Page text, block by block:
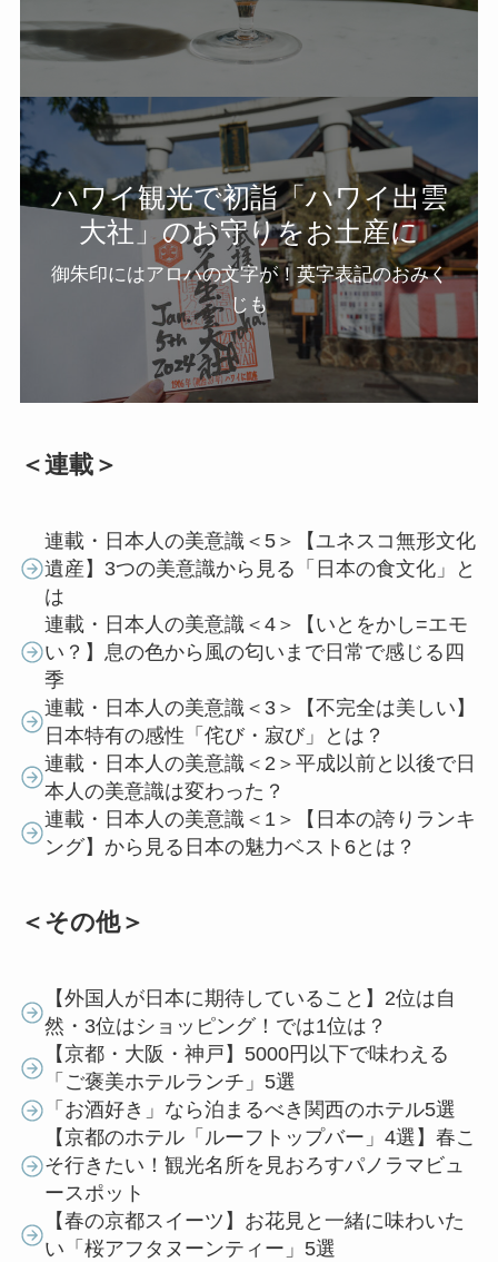
ハワイ観光で初詣「ハワイ出雲
大社」のお守りをお土産に
御朱印にはアロハの文字が！英字表記のおみく
じも
＜連載＞
連載・日本人の美意識＜5＞【ユネスコ無形文化
遺産】3つの美意識から見る「日本の食文化」と
は
連載・日本人の美意識＜4＞【いとをかし=エモ
い？】息の色から風の匂いまで日常で感じる四
季
連載・日本人の美意識＜3＞【不完全は美しい】
日本特有の感性「侘び・寂び」とは？
連載・日本人の美意識＜2＞平成以前と以後で日
本人の美意識は変わった？
連載・日本人の美意識＜1＞【日本の誇りランキ
ング】から見る日本の魅力ベスト6とは？
＜その他＞
【外国人が日本に期待していること】2位は自
然・3位はショッピング！では1位は？
【京都・大阪・神戸】5000円以下で味わえる
「ご褒美ホテルランチ」5選
「お酒好き」なら泊まるべき関西のホテル5選
【京都のホテル「ルーフトップバー」4選】春こ
そ行きたい！観光名所を見おろすパノラマビュ
ースポット
【春の京都スイーツ】お花見と一緒に味わいた
い「桜アフタヌーンティー」5選